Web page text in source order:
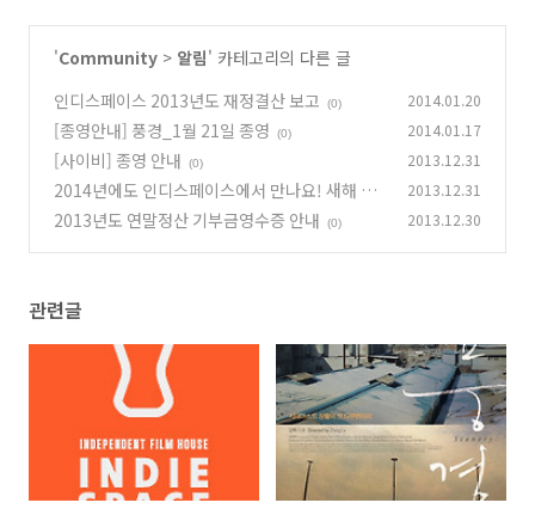
'Community > 알림' 카테고리의 다른 글
인디스페이스 2013년도 재정결산 보고
(0) 2014.01.20
[종영안내] 풍경_1월 21일 종영 (0) 2014.01.17
[사이비] 종영 안내 (0) 2013.12.31
2014년에도 인디스페이스에서 만나요! 새해 복
많이 받으세요! (0)
2013.12.31
2013년도 연말정산 기부금영수증 안내 (0) 2013.12.30
관련글